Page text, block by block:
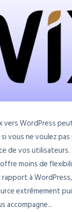
vers WordPress
vous ne voulez
de vos
moins de
à
extrêmement
accompagne...